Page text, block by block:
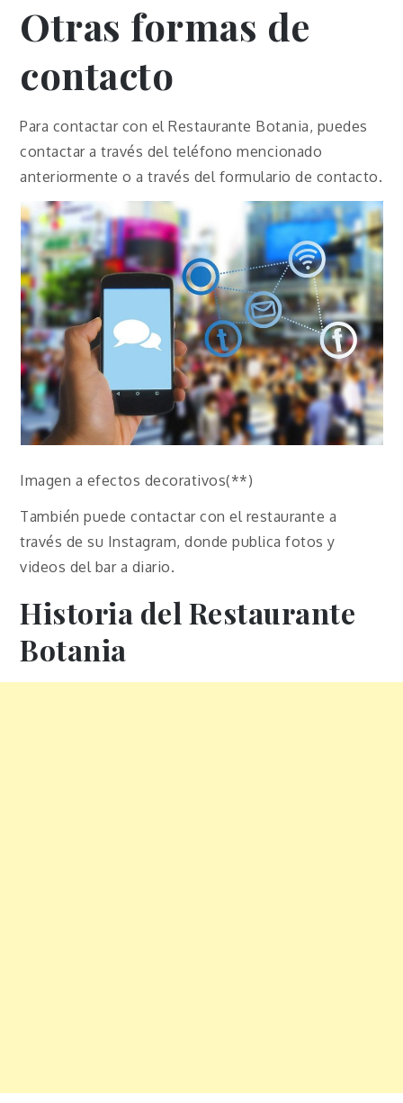
Otras formas de
contacto
Para contactar con el Restaurante Botania, puedes
contactar a través del teléfono mencionado
anteriormente o a través del formulario de contacto.
Imagen a efectos decorativos(**)
También puede contactar con el restaurante a
través de su Instagram, donde publica fotos y
videos del bar a diario.
Historia del Restaurante
Botania